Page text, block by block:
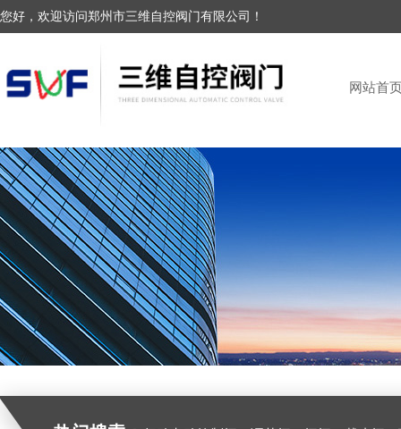
您好，欢迎访问郑州市三维自控阀门有限公司！
网站首